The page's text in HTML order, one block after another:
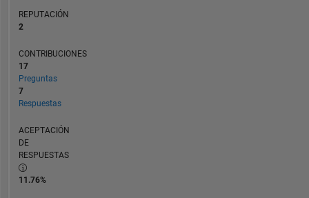
REPUTACIÓN
2
CONTRIBUCIONES
17
Preguntas
7
Respuestas
ACEPTACIÓN
DE
RESPUESTAS
11.76%